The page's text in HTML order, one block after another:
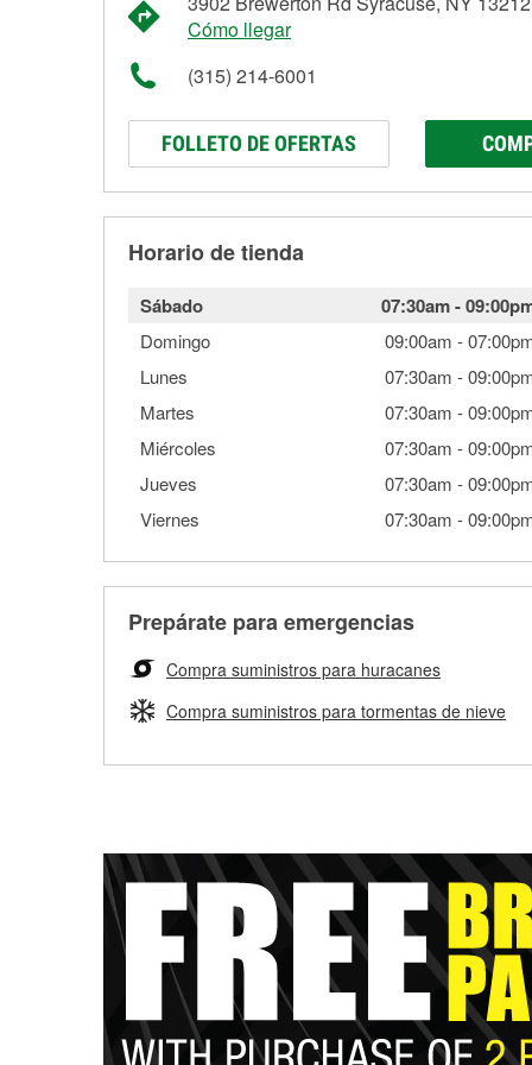
Cómo llegar
(315) 214-6001
FOLLETO DE OFERTAS
Horario de tienda
Sábado 07:30am-
Domingo 09:00am -
Lunes
07:30am -
Martes
07:30am -
Miércoles
07:30am -
Jueves
07:30am -
Viernes
07:30am -
Prepárate para emergencias
Compra suministros para huracanes
Compra suministros para tormentas de nieve